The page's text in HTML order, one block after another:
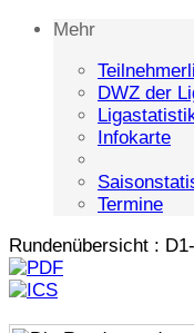
Mehr
DWZ der
Infokarte
Termine
Rundenübersicht :